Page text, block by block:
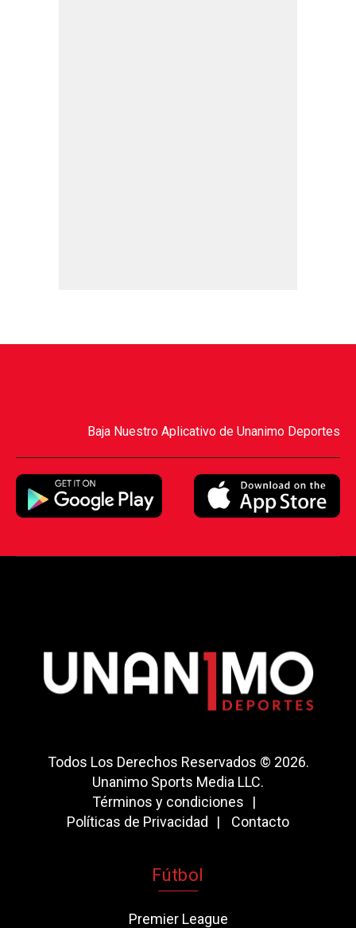
Baja Nuestro Aplicativo de Unanimo Deportes
Todos Los Derechos Reservados © 2026.
Unanimo Sports Media LLC.
Términos y condiciones
Políticas de Privacidad
Contacto
Fútbol
Premier League